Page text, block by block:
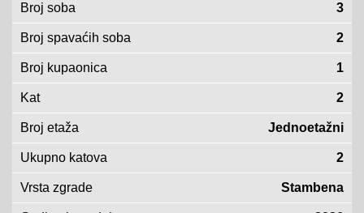
Broj soba 3
Broj spavaćih soba 2
Broj kupaonica 1
Kat 2
Broj etaža Jednoetažni
Ukupno katova 2
Vrsta zgrade Stambena